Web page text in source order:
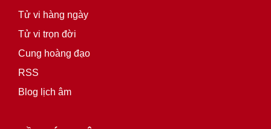
Tử vi hàng ngày
Tử vi trọn đời
Cung hoàng đạo
RSS
Blog lịch âm